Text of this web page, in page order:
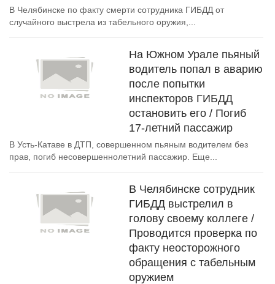
В Челябинске по факту смерти сотрудника ГИБДД от
случайного выстрела из табельного оружия,...
На Южном Урале пьяный
водитель попал в аварию
после попытки
инспекторов ГИБДД
остановить его / Погиб
17-летний пассажир
В Усть-Катаве в ДТП, совершенном пьяным водителем без
прав, погиб несовершеннолетний пассажир. Еще...
В Челябинске сотрудник
ГИБДД выстрелил в
голову своему коллеге /
Проводится проверка по
факту неосторожного
обращения с табельным
оружием